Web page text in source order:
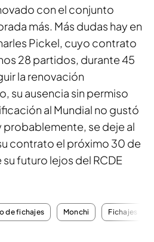
con el conjunto
más. Más dudas hay en
Pickel, cuyo contrato
28 partidos, durante 45
la renovación
su ausencia sin permiso
al Mundial no gustó
probablemente, se deje al
contrato el próximo 30 de
futuro lejos del RCDE
de fichajes Monchi Fichajes